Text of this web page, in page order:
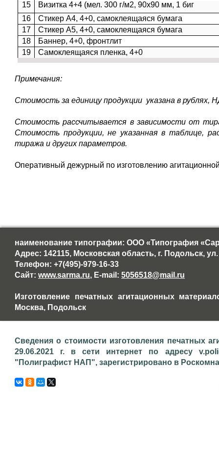
15
Визитка 4+4 (мел. 300 г/м2, 90х90 мм, 1 биг
16
Стикер А4, 4+0, самоклеящаяся бумага
17
Стикер А5, 4+0, самоклеящаяся бумага
18
Баннер, 4+0, фронтлит
19
Самоклеящаяся пленка, 4+0
Примечания:
Стоимость за единицу продукции указана в рублях,
Стоимость рассчитывается в зависимости от
Стоимость продукции, не указанная в таблице,
тиража и других параметров.
Оперативный дежурный по изготовлению
наименование типографии: ООО «Типография
Адрес: 142115, Московская область, г. Подольск,
Телефон: +7(495)-979-16-33
Сайт: www.sarma.ru, E-mail: 5056518@mail.ru
Изготовление печатных агитационных
Москва, Подольск
Сведения о стоимости изготовления печатных
29.06.2021 г. в сети интернет по адресу
"Полиграфист НАП", зарегистрировано в